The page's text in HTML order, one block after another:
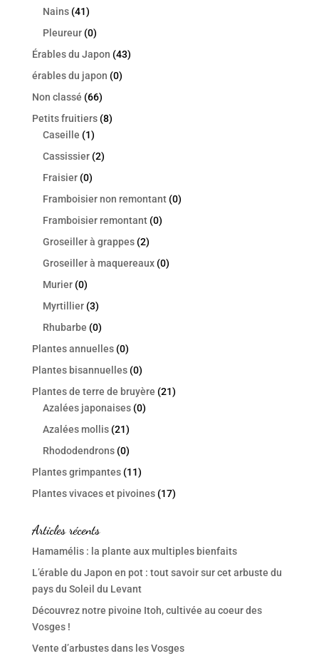
Nains (41)
Pleureur (0)
Érables du Japon (43)
érables du japon (0)
Non classé (66)
Petits fruitiers (8)
Caseille (1)
Cassissier (2)
Fraisier (0)
Framboisier non remontant (0)
Framboisier remontant (0)
Groseiller à grappes (2)
Groseiller à maquereaux (0)
Murier (0)
Myrtillier (3)
Rhubarbe (0)
Plantes annuelles (0)
Plantes bisannuelles (0)
Plantes de terre de bruyère (21)
Azalées japonaises (0)
Azalées mollis (21)
Rhododendrons (0)
Plantes grimpantes (11)
Plantes vivaces et pivoines (17)
Articles récents
Hamamélis : la plante aux multiples bienfaits
L’érable du Japon en pot : tout savoir sur cet arbuste du
pays du Soleil du Levant
Découvrez notre pivoine Itoh, cultivée au coeur des
Vosges !
Vente d’arbustes dans les Vosges